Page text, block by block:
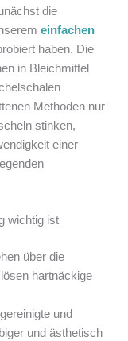
die
einfachen
haben. Die
in Bleichmittel
Methoden nur
stinken,
einer
wichtig ist
über die
hartnäckige
und
und ästhetisch